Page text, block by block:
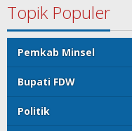
Topik Populer
Pemkab Minsel
Bupati FDW
Politik